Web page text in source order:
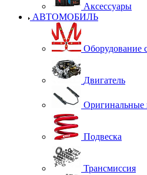
Аксессуары
АВТОМОБИЛЬ
Оборудование
Двигатель
Оригинальные
Подвеска
Трансмиссия